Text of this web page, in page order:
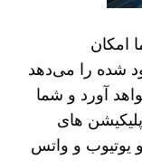
امکان
شده را می‌دهد
آورد و شما
های
و یوتیوب و واتس